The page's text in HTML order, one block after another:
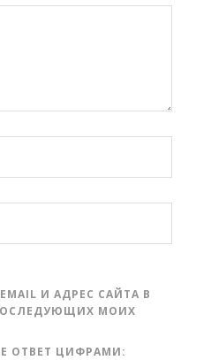
И АДРЕС САЙТА В
МОИХ
ОТВЕТ ЦИФРАМИ: